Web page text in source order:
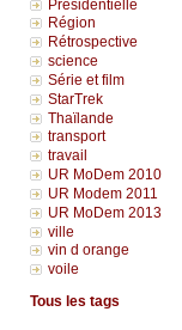
Présidentielle
Région
Rétrospective
science
Série et film
StarTrek
Thaïlande
transport
travail
UR MoDem 2010
UR Modem 2011
UR MoDem 2013
ville
vin d orange
voile
Tous les tags